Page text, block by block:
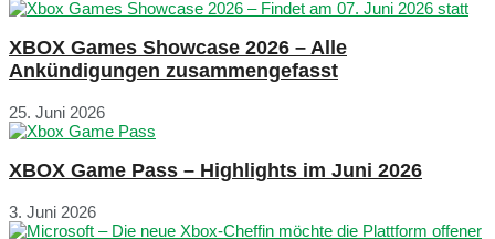
XBOX Games Showcase 2026 – Alle
Ankündigungen zusammengefasst
25. Juni 2026
XBOX Game Pass – Highlights im Juni 2026
3. Juni 2026